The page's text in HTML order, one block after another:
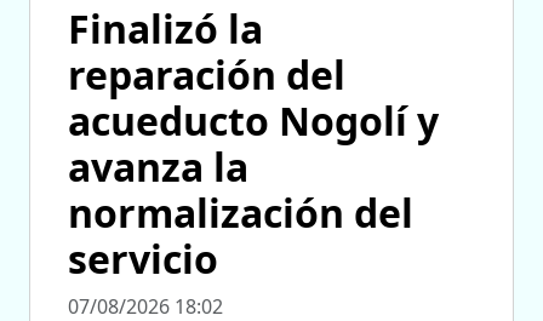
Finalizó la
reparación del
acueducto Nogolí y
avanza la
normalización del
servicio
07/08/2026 18:02